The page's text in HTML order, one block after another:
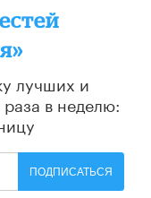
лучших и
раза в неделю:
ПОДПИСАТЬСЯ